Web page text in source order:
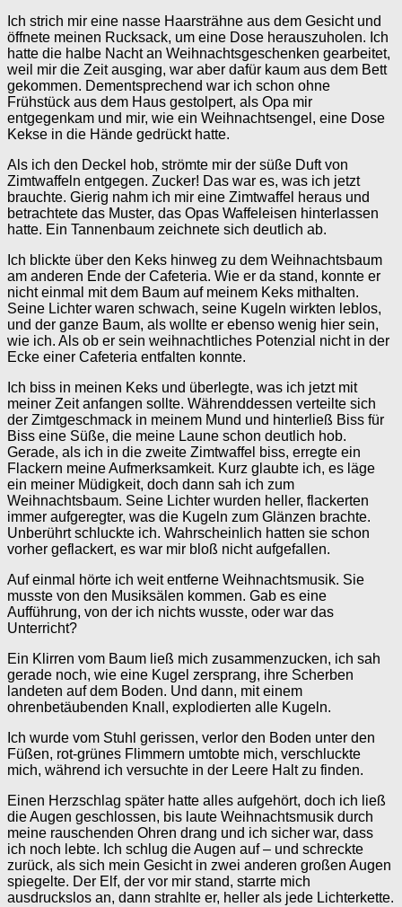
Ich strich mir eine nasse Haarsträhne aus dem Gesicht und
öffnete meinen Rucksack, um eine Dose herauszuholen. Ich
hatte die halbe Nacht an Weihnachtsgeschenken gearbeitet,
weil mir die Zeit ausging, war aber dafür kaum aus dem Bett
gekommen. Dementsprechend war ich schon ohne
Frühstück aus dem Haus gestolpert, als Opa mir
entgegenkam und mir, wie ein Weihnachtsengel, eine Dose
Kekse in die Hände gedrückt hatte.
Als ich den Deckel hob, strömte mir der süße Duft von
Zimtwaffeln entgegen. Zucker! Das war es, was ich jetzt
brauchte. Gierig nahm ich mir eine Zimtwaffel heraus und
betrachtete das Muster, das Opas Waffeleisen hinterlassen
hatte. Ein Tannenbaum zeichnete sich deutlich ab.
Ich blickte über den Keks hinweg zu dem Weihnachtsbaum
am anderen Ende der Cafeteria. Wie er da stand, konnte er
nicht einmal mit dem Baum auf meinem Keks mithalten.
Seine Lichter waren schwach, seine Kugeln wirkten leblos,
und der ganze Baum, als wollte er ebenso wenig hier sein,
wie ich. Als ob er sein weihnachtliches Potenzial nicht in der
Ecke einer Cafeteria entfalten konnte.
Ich biss in meinen Keks und überlegte, was ich jetzt mit
meiner Zeit anfangen sollte. Währenddessen verteilte sich
der Zimtgeschmack in meinem Mund und hinterließ Biss für
Biss eine Süße, die meine Laune schon deutlich hob.
Gerade, als ich in die zweite Zimtwaffel biss, erregte ein
Flackern meine Aufmerksamkeit. Kurz glaubte ich, es läge
ein meiner Müdigkeit, doch dann sah ich zum
Weihnachtsbaum. Seine Lichter wurden heller, flackerten
immer aufgeregter, was die Kugeln zum Glänzen brachte.
Unberührt schluckte ich. Wahrscheinlich hatten sie schon
vorher geflackert, es war mir bloß nicht aufgefallen.
Auf einmal hörte ich weit entferne Weihnachtsmusik. Sie
musste von den Musiksälen kommen. Gab es eine
Aufführung, von der ich nichts wusste, oder war das
Unterricht?
Ein Klirren vom Baum ließ mich zusammenzucken, ich sah
gerade noch, wie eine Kugel zersprang, ihre Scherben
landeten auf dem Boden. Und dann, mit einem
ohrenbetäubenden Knall, explodierten alle Kugeln.
Ich wurde vom Stuhl gerissen, verlor den Boden unter den
Füßen, rot-grünes Flimmern umtobte mich, verschluckte
mich, während ich versuchte in der Leere Halt zu finden.
Einen Herzschlag später hatte alles aufgehört, doch ich ließ
die Augen geschlossen, bis laute Weihnachtsmusik durch
meine rauschenden Ohren drang und ich sicher war, dass
ich noch lebte. Ich schlug die Augen auf – und schreckte
zurück, als sich mein Gesicht in zwei anderen großen Augen
spiegelte. Der Elf, der vor mir stand, starrte mich
ausdruckslos an, dann strahlte er, heller als jede Lichterkette.